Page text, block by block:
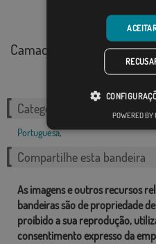
Camacha
Categorias relacionadas:
Portuguesa,
Compartilhe esta bandeira
As imagens e outros recursos
bandeiras são de propriedade
proibido a sua reprodução,
consentimento expresso da
POWERED BY